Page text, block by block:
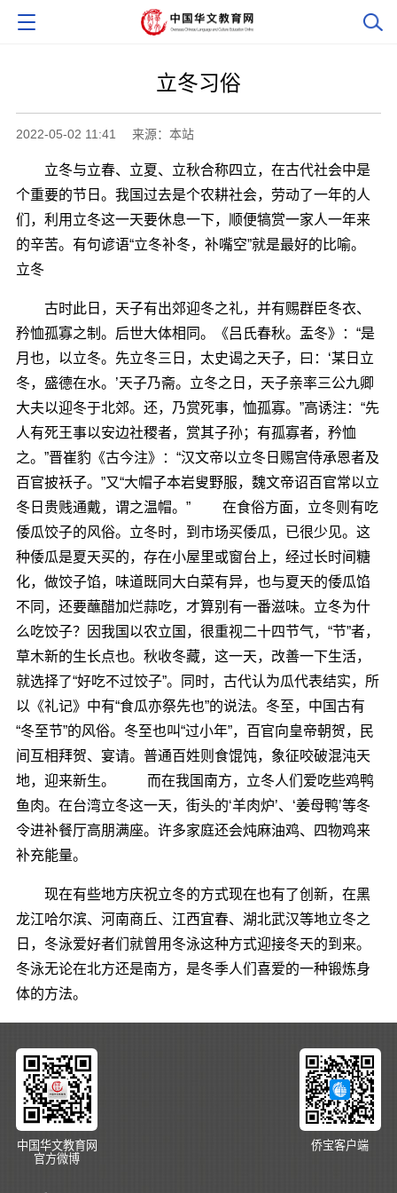
立冬习俗
2022-05-02 11:41 来源：本站
立冬与立春、立夏、立秋合称四立，在古代社会中是
个重要的节日。我国过去是个农耕社会，劳动了一年的人
们，利用立冬这一天要休息一下，顺便犒赏一家人一年来
的辛苦。有句谚语“立冬补冬，补嘴空”就是最好的比喻。
立冬
古时此日，天子有出郊迎冬之礼，并有赐群臣冬衣、
矜恤孤寡之制。后世大体相同。《吕氏春秋。盂冬》：“是
月也，以立冬。先立冬三日，太史谒之天子，曰：‘某日立
冬，盛德在水。’天子乃斋。立冬之日，天子亲率三公九卿
大夫以迎冬于北郊。还，乃赏死事，恤孤寡。”高诱注：“先
人有死王事以安边社稷者，赏其子孙；有孤寡者，矜恤
之。”晋崔豹《古今注》：“汉文帝以立冬日赐宫侍承恩者及
百官披袄子。”又“大帽子本岩叟野服，魏文帝诏百官常以立
冬日贵贱通戴，谓之温帽。” 在食俗方面，立冬则有吃
倭瓜饺子的风俗。立冬时，到市场买倭瓜，已很少见。这
种倭瓜是夏天买的，存在小屋里或窗台上，经过长时间糖
化，做饺子馅，味道既同大白菜有异，也与夏天的倭瓜馅
不同，还要蘸醋加烂蒜吃，才算别有一番滋味。立冬为什
么吃饺子？因我国以农立国，很重视二十四节气，“节”者，
草木新的生长点也。秋收冬藏，这一天，改善一下生活，
就选择了“好吃不过饺子”。同时，古代认为瓜代表结实，所
以《礼记》中有“食瓜亦祭先也”的说法。冬至，中国古有
“冬至节”的风俗。冬至也叫“过小年”，百官向皇帝朝贺，民
间互相拜贺、宴请。普通百姓则食馄饨，象征咬破混沌天
地，迎来新生。 而在我国南方，立冬人们爱吃些鸡鸭
鱼肉。在台湾立冬这一天，街头的‘羊肉炉’、‘姜母鸭’等冬
令进补餐厅高朋满座。许多家庭还会炖麻油鸡、四物鸡来
补充能量。
现在有些地方庆祝立冬的方式现在也有了创新，在黑
龙江哈尔滨、河南商丘、江西宜春、湖北武汉等地立冬之
日，冬泳爱好者们就曾用冬泳这种方式迎接冬天的到来。
冬泳无论在北方还是南方，是冬季人们喜爱的一种锻炼身
体的方法。
中国华文教育网
官方微博
侨宝客户端